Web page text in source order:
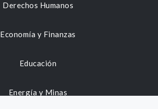
Derechos Humanos
Economía y Finanzas
Educación
Energía y Minas